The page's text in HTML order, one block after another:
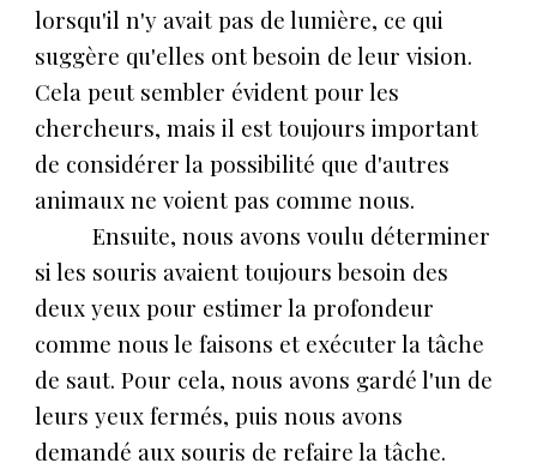
lorsqu'il n'y avait pas de lumière, ce qui
suggère qu'elles ont besoin de leur vision.
Cela peut sembler évident pour les
chercheurs, mais il est toujours important
de considérer la possibilité que d'autres
animaux ne voient pas comme nous.
Ensuite, nous avons voulu déterminer
si les souris avaient toujours besoin des
deux yeux pour estimer la profondeur
comme nous le faisons et exécuter la tâche
de saut. Pour cela, nous avons gardé l'un de
leurs yeux fermés, puis nous avons
demandé aux souris de refaire la tâche.